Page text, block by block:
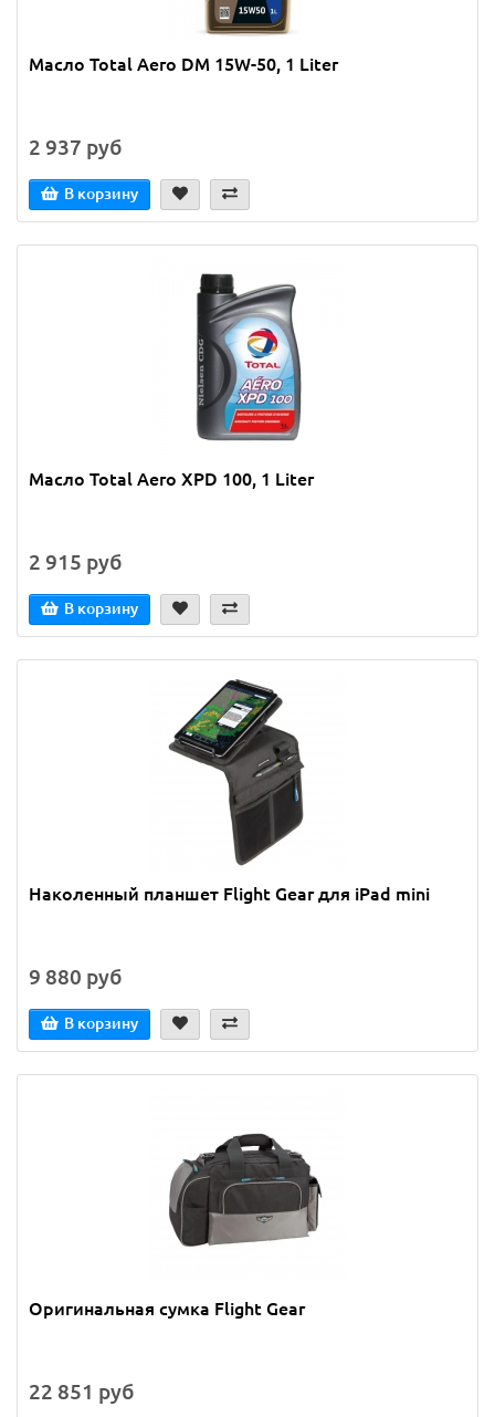
Масло Total Aero DM 15W-50, 1 Liter
2 937 руб
В корзину
Масло Total Aero XPD 100, 1 Liter
2 915 руб
В корзину
Наколенный планшет Flight Gear для iPad mini
9 880 руб
В корзину
Оригинальная сумка Flight Gear
22 851 руб